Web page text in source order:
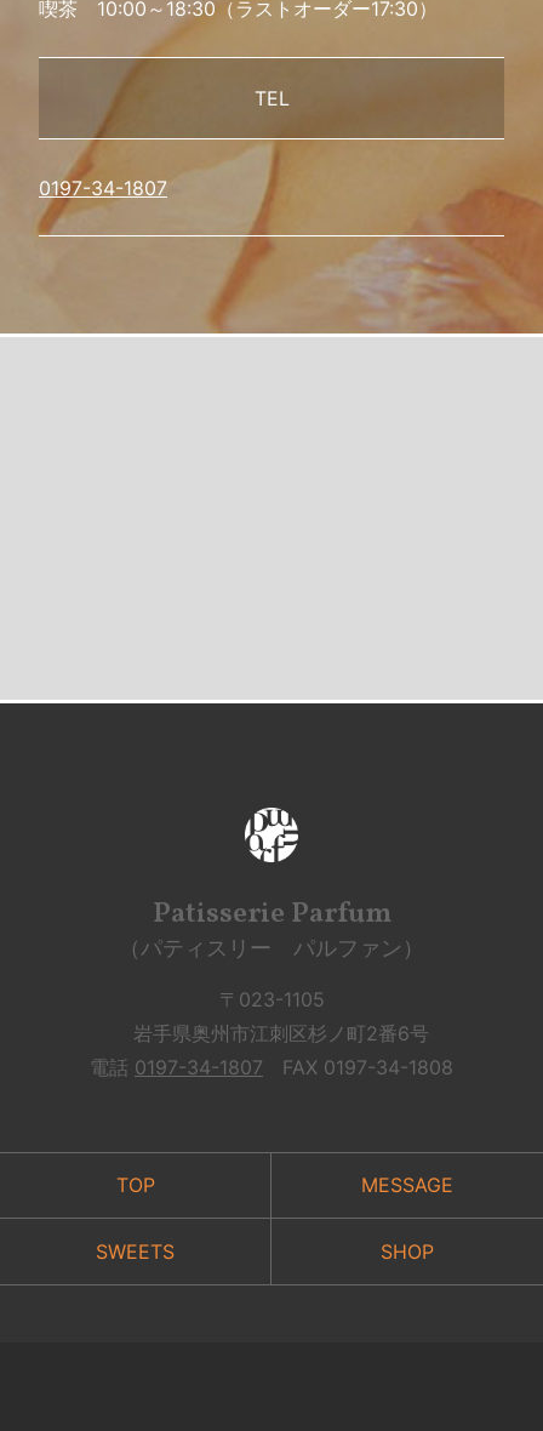
喫茶 10:00～18:30（ラストオーダー17:30）
TEL
0197-34-1807
Patisserie Parfum
（パティスリー パルファン）
〒023-1105
岩手県奥州市江刺区杉ノ町2番6号
電話 0197-34-1807 FAX 0197-34-1808
TOP MESSAGE
SWEETS SHOP